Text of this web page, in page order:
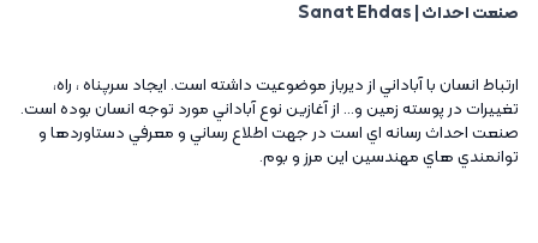
صنعت احداث | Sanat Ehdas
ارتباط انسان با آباداني از ديرباز موضوعيت داشته است. ايجاد سرپناه ، راه،
تغييرات در پوسته زمين و... از آغازين نوع آباداني مورد توجه انسان بوده است.
صنعت احداث رسانه اي است در جهت اطلاع رساني و معرفي دستاوردها و
توانمندي هاي مهندسين اين مرز و بوم.